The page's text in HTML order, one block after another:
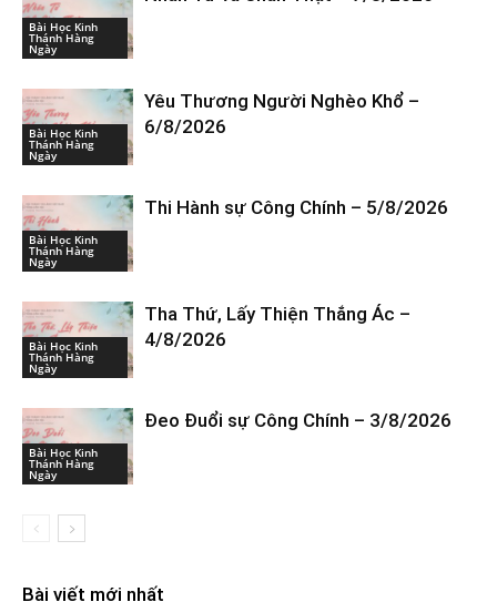
Bài Học Kinh
Thánh Hàng
Ngày
Bài Học Kinh
Thánh Hàng
Ngày
Yêu Thương Người Nghèo Khổ –
6/8/2026
Bài Học Kinh
Thánh Hàng
Ngày
Thi Hành sự Công Chính – 5/8/2026
Bài Học Kinh
Thánh Hàng
Ngày
Tha Thứ, Lấy Thiện Thắng Ác –
4/8/2026
Bài Học Kinh
Thánh Hàng
Ngày
Đeo Đuổi sự Công Chính – 3/8/2026
Bài viết mới nhất